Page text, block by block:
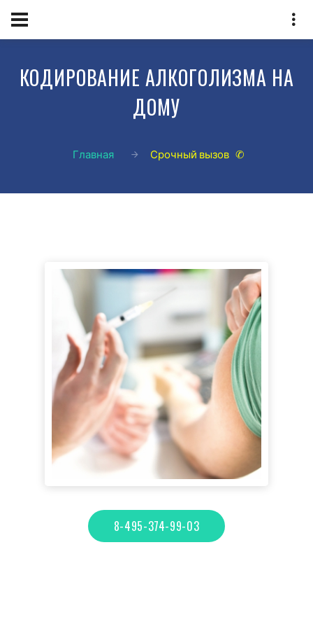
КОДИРОВАНИЕ АЛКОГОЛИЗМА НА
ДОМУ
Главная Срочный вызов ✆
8-495-374-99-03